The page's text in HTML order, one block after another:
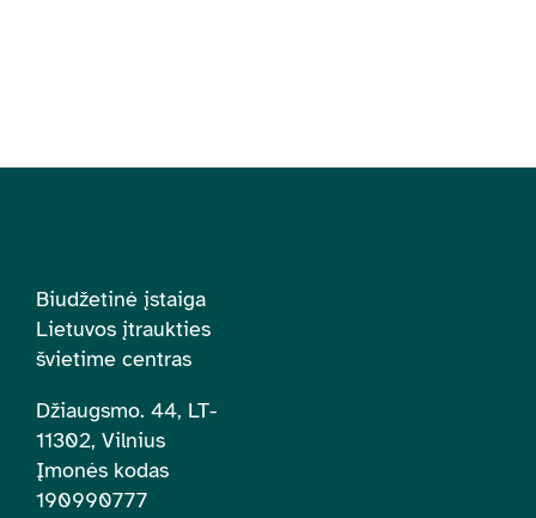
Biudžetinė įstaiga
Lietuvos įtraukties
švietime centras
Džiaugsmo. 44, LT-
11302, Vilnius
Įmonės kodas
190990777